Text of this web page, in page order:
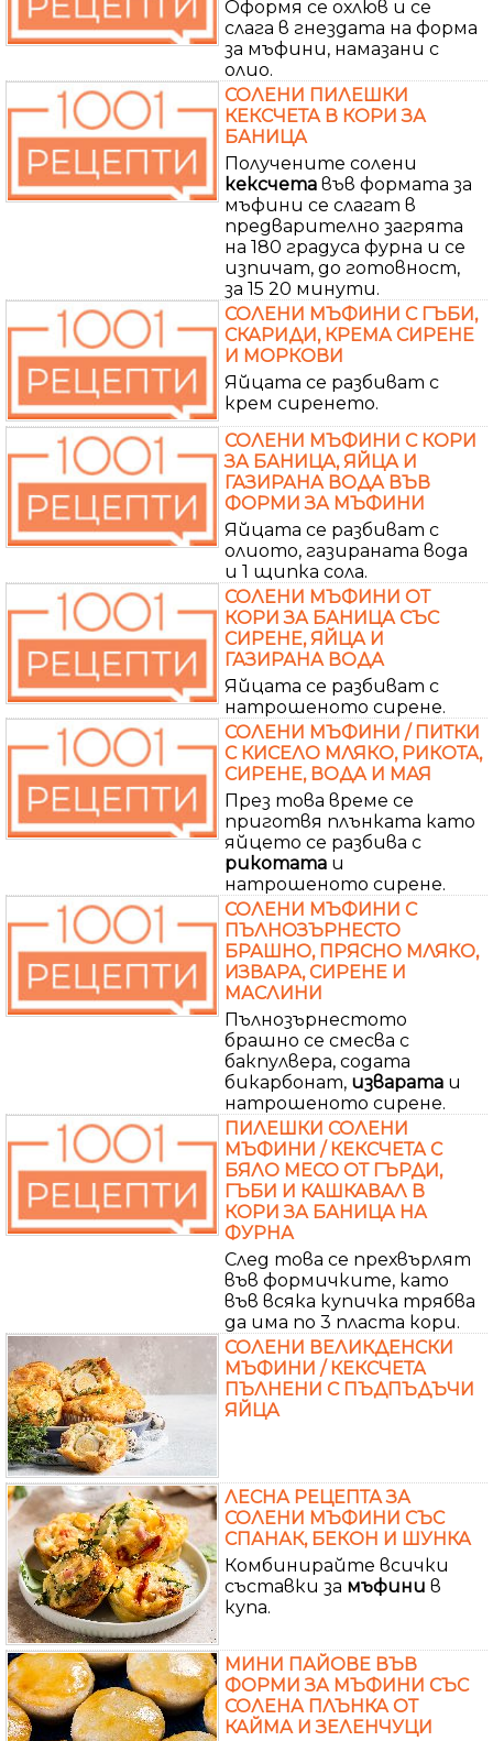
Оформя се охлюв и се
слага в гнездата на форма
за мъфини, намазани с
олио.
СОЛЕНИ ПИЛЕШКИ
КЕКСЧЕТА В КОРИ ЗА
БАНИЦА
Получените солени
кексчета във формата за
мъфини се слагат в
предварително загрята
на 180 градуса фурна и се
изпичат, до готовност,
за 15 20 минути.
СОЛЕНИ МЪФИНИ С ГЪБИ,
СКАРИДИ, КРЕМА СИРЕНЕ
И МОРКОВИ
Яйцата се разбиват с
крем сиренето.
СОЛЕНИ МЪФИНИ С КОРИ
ЗА БАНИЦА, ЯЙЦА И
ГАЗИРАНА ВОДА ВЪВ
ФОРМИ ЗА МЪФИНИ
Яйцата се разбиват с
олиото, газираната вода
и 1 щипка сола.
СОЛЕНИ МЪФИНИ ОТ
КОРИ ЗА БАНИЦА СЪС
СИРЕНЕ, ЯЙЦА И
ГАЗИРАНА ВОДА
Яйцата се разбиват с
натрошеното сирене.
СОЛЕНИ МЪФИНИ / ПИТКИ
С КИСЕЛО МЛЯКО, РИКОТА,
СИРЕНЕ, ВОДА И МАЯ
През това време се
приготвя плънката като
яйцето се разбива с
рикотата и
натрошеното сирене.
СОЛЕНИ МЪФИНИ С
ПЪЛНОЗЪРНЕСТО
БРАШНО, ПРЯСНО МЛЯКО,
ИЗВАРА, СИРЕНЕ И
МАСЛИНИ
Пълнозърнестото
брашно се смесва с
бакпулвера, содата
бикарбонат, изварата и
натрошеното сирене.
ПИЛЕШКИ СОЛЕНИ
МЪФИНИ / КЕКСЧЕТА С
БЯЛО МЕСО ОТ ГЪРДИ,
ГЪБИ И КАШКАВАЛ В
КОРИ ЗА БАНИЦА НА
ФУРНА
След това се прехвърлят
във формичките, като
във всяка купичка трябва
да има по 3 пласта кори.
СОЛЕНИ ВЕЛИКДЕНСКИ
МЪФИНИ / КЕКСЧЕТА
ПЪЛНЕНИ С ПЪДПЪДЪЧИ
ЯЙЦА
ЛЕСНА РЕЦЕПТА ЗА
СОЛЕНИ МЪФИНИ СЪС
СПАНАК, БЕКОН И ШУНКА
Комбинирайте всички
съставки за мъфини в
купа.
МИНИ ПАЙОВЕ ВЪВ
ФОРМИ ЗА МЪФИНИ СЪС
СОЛЕНА ПЛЪНКА ОТ
КАЙМА И ЗЕЛЕНЧУЦИ